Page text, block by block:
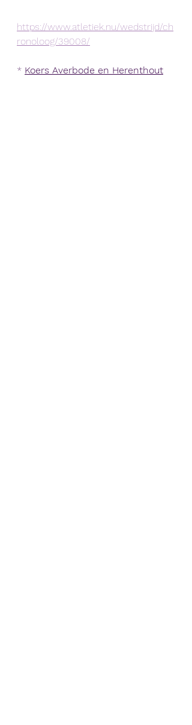
https://www.atletiek.nu/wedstrijd/ch
ronoloog/39008/
* Koers Averbode en Herenthout